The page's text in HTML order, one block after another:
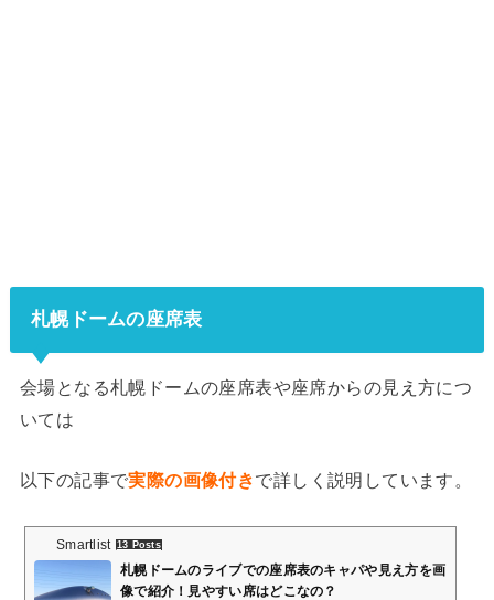
札幌ドームの座席表
会場となる札幌ドームの座席表や座席からの見え方につ
いては
以下の記事で実際の画像付きで詳しく説明しています。
Smartlist 13 Posts
札幌ドームのライブでの座席表のキャパや見え方を画
像で紹介！見やすい席はどこなの？